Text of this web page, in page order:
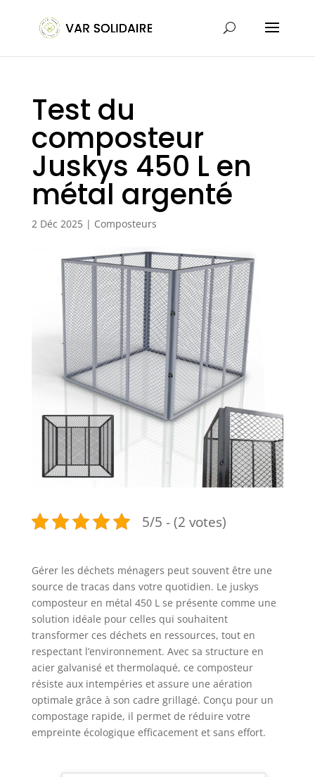
Test du
composteur
Juskys 450 L en
métal argenté
2 Déc 2025| Composteurs
5/5 - (2 votes)
Gérer les déchets ménagers peut souvent être une
source de tracas dans votre quotidien. Le juskys
composteur en métal 450 L se présente comme une
solution idéale pour celles qui souhaitent
transformer ces déchets en ressources, tout en
respectant l’environnement. Avec sa structure en
acier galvanisé et thermolaqué, ce composteur
résiste aux intempéries et assure une aération
optimale grâce à son cadre grillagé. Conçu pour un
compostage rapide, il permet de réduire votre
empreinte écologique efficacement et sans effort.